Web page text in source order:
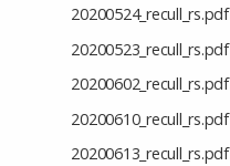
20200524_recull_rs.pdf
20200523_recull_rs.pdf
20200602_recull_rs.pdf
20200610_recull_rs.pdf
20200613_recull_rs.pdf